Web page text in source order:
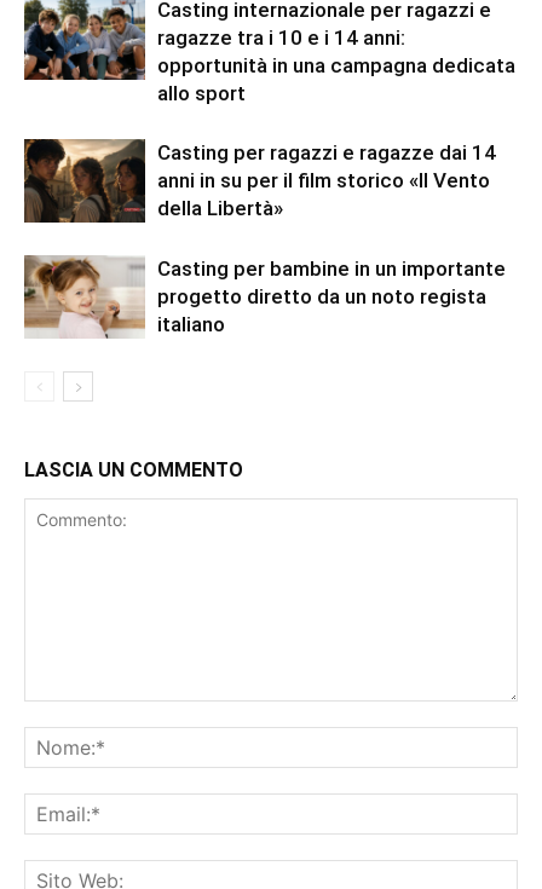
Casting internazionale per ragazzi e
ragazze tra i 10 e i 14 anni:
opportunità in una campagna dedicata
allo sport
Casting per ragazzi e ragazze dai 14
anni in su per il film storico «Il Vento
della Libertà»
Casting per bambine in un importante
progetto diretto da un noto regista
italiano
LASCIA UN COMMENTO